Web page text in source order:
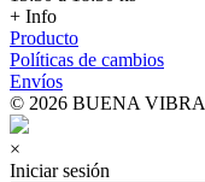
+ Info
Producto
Políticas de cambios
Envíos
© 2026 BUENA VIBRA
×
Iniciar sesión